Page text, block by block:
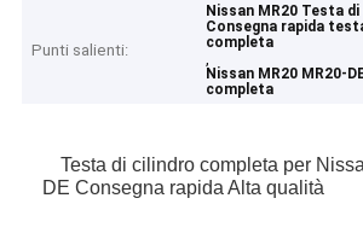
Punti salienti:
Nissan MR20 Testa
Consegna rapida
completa
,
Nissan MR20 MR20-
completa
Testa di cilindro completa per
DE Consegna rapida Alta qualità